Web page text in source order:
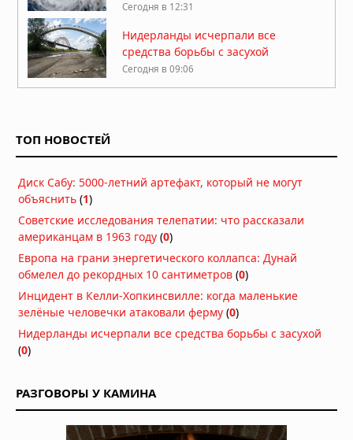
Сегодня в 12:31
Нидерланды исчерпали все
средства борьбы с засухой
Сегодня в 09:06
извержение заставило власти
опасности
04.08.2026 в 11:33
Землетрясение магнитудой 5,5 у
берегов Египта: толчки ощущались
03.08.2026 в 06:38
Супертайфун «Дельфин»: пятый
циклон максимальной мощности в
01.08.2026 в 15:17
Землетрясение в Италии: магнитуда
4,7 у Неаполя, повреждения и
ТОП НОВОСТЕЙ
Диск Сабу: 5000-летний артефакт, который не могут
объяснить (1)
Советские исследования телепатии: что рассказали
американцам в 1963 году (0)
Европа на грани энергетического коллапса: Дунай
обмелел до рекордных 10 сантиметров (0)
Инцидент в Келли-Хопкинсвилле: когда маленькие
зелёные человечки атаковали ферму (0)
Нидерланды исчерпали все средства борьбы с засухой
(0)
РАЗГОВОРЫ У КАМИНА